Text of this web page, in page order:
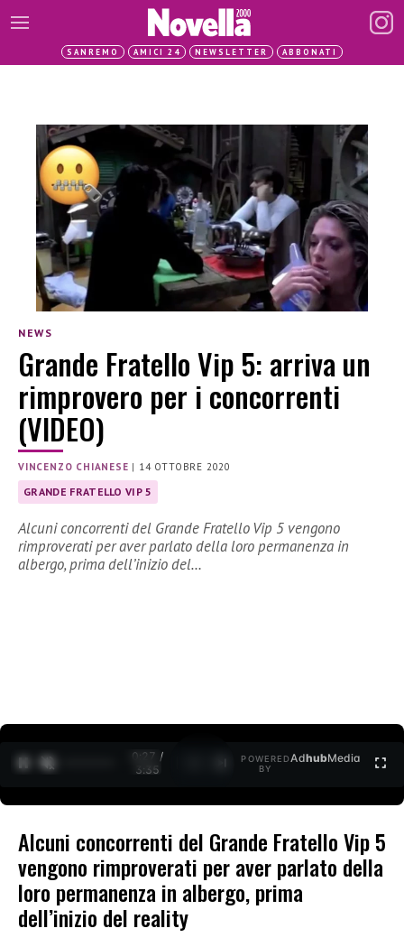
SANREMO AMICI 24 NEWSLETTER ABBONATI
NEWS
Grande Fratello Vip 5: arriva un
rimprovero per i concorrenti
(VIDEO)
VINCENZO CHIANESE | 14 OTTOBRE 2020
GRANDE FRATELLO VIP 5
Alcuni concorrenti del Grande Fratello Vip 5 vengono
rimproverati per aver parlato della loro permanenza in
albergo, prima dell’inizio del…
0:27 /
3:35
POWERED
BY
AdhubMedia
Alcuni concorrenti del Grande Fratello Vip 5
vengono rimproverati per aver parlato della
loro permanenza in albergo, prima
dell’inizio del reality